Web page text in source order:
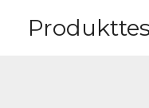
Inhalt